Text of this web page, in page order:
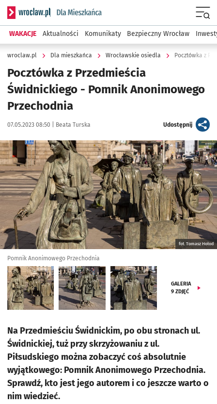
Serwis informacyjny wroclaw.pl podserwis: Dla mieszkańca
WAKACJE Aktualności Komunikaty Bezpieczny Wrocław
wroclaw.pl Dla mieszkańca Wrocławskie osiedla Pocztówka z
Pocztówka z Przedmieścia
Świdnickiego - Pomnik Anonimowego
Przechodnia
Data publikacji:
07.05.2023 08:50 | Autor:
Beata Turska Udostępnijartykuł
Kliknij, aby zobaczyć galerię
Kliknij, aby powiększyć
fot. Tomasz Hołod
Pomnik Anonimowego Przechodnia
GALERIA
9 ZDJĘĆ
Na Przedmieściu Świdnickim, po obu stronach ul.
Świdnickiej, tuż przy skrzyżowaniu z ul.
Piłsudskiego można zobaczyć coś absolutnie
wyjątkowego: Pomnik Anonimowego Przechodnia.
Sprawdź, kto jest jego autorem i co jeszcze warto o
nim wiedzieć.